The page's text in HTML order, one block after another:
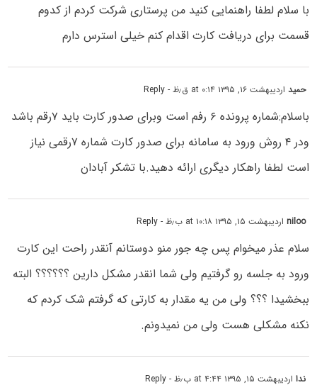
با سلام لطفا راهنمایی کنید من پرستاری شرکت کردم از کدوم
قسمت برای دریافت کارت اقدام کنم خیلی استرس دارم
حمیداردیبهشت ۱۶, ۱۳۹۵ at ۰:۱۴ ق٫ظ - Reply
باسلام:شماره پرونده ۶ رفم است وبرای صدور کارت باید ۷رقم باشد
ودر ۴ روش ورود به سامانه برای صدور کارت شماره ۷رقمی نیاز
است لطفا راهکار دیگری ارائه دهید.با تشکر آبادان
nilooاردیبهشت ۱۵, ۱۳۹۵ at ۱۰:۱۸ ب٫ظ - Reply
سلام عذر میخوام پس چه جور منو دوستانم آنقدر راحت این کارت
ورود به جلسه رو گرفتیم ولی شما انقدر مشکل دارین ؟؟؟؟؟؟ البته
ببخشیدا ؟؟؟ ولی من یه مقدار به کارتی که گرفتم شک کردم که
نکنه مشکلی هست ولی من نمیدونم.
ندااردیبهشت ۱۵, ۱۳۹۵ at ۴:۴۴ ب٫ظ - Reply